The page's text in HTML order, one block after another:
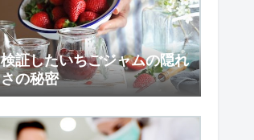
証したいちごジャムの隠れ
の秘密